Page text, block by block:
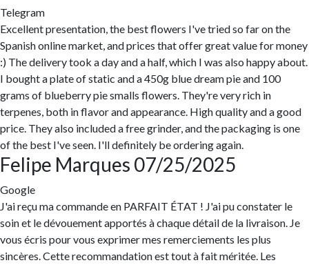
Telegram
Excellent presentation, the best flowers I've tried so far on the
Spanish online market, and prices that offer great value for money
:) The delivery took a day and a half, which I was also happy about.
I bought a plate of static and a 450g blue dream pie and 100
grams of blueberry pie smalls flowers. They're very rich in
terpenes, both in flavor and appearance. High quality and a good
price. They also included a free grinder, and the packaging is one
of the best I've seen. I'll definitely be ordering again.
Felipe Marques 07/25/2025
Google
J'ai reçu ma commande en PARFAIT ÉTAT ! J'ai pu constater le
soin et le dévouement apportés à chaque détail de la livraison. Je
vous écris pour vous exprimer mes remerciements les plus
sincères. Cette recommandation est tout à fait méritée. Les